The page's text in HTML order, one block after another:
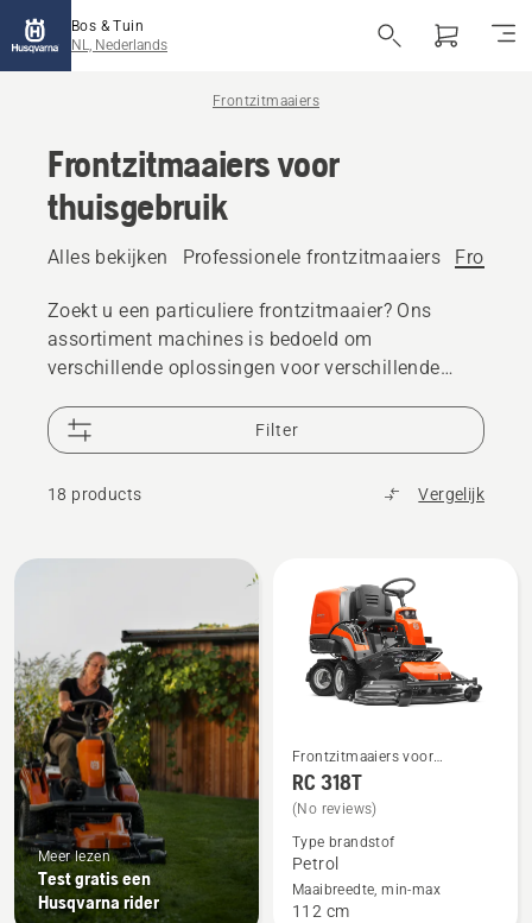
Bos & Tuin
NL, Nederlands
Frontzitmaaiers
Frontzitmaaiers voor
thuisgebruik
Alles bekijken Professionele frontzitmaaiers
Zoekt u een particuliere frontzitmaaier? Ons
assortiment machines is bedoeld om
verschillende oplossingen voor verschillende
opzetstukken van maaien tot sneeuwruimen, voor
prestaties van hoog niveau.
Filter
18 products Vergelijk
Bekijk
producten
Meer lezen
Test gratis een
Husqvarna rider
Bekijk
meer
details
over
RC 318T
Frontzitmaaiers voor
thuisgebruik
RC 318T
(No reviews)
Type brandstof
Petrol
Maaibreedte, min-max
112 cm